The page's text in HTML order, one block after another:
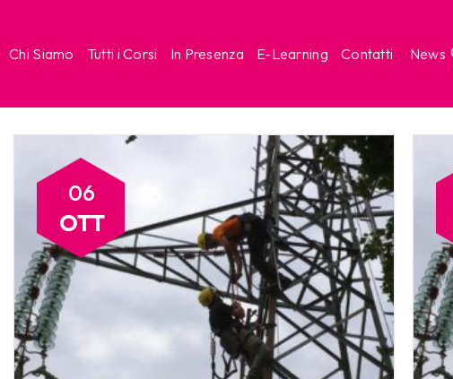
Chi Siamo Tutti i Corsi In Presenza E-Learning Contatti News
06
OTT